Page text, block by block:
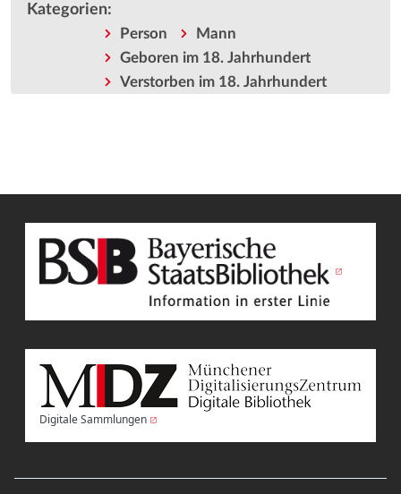
Kategorien:
Person
Mann
Geboren im 18. Jahrhundert
Verstorben im 18. Jahrhundert
Digitale Sammlungen